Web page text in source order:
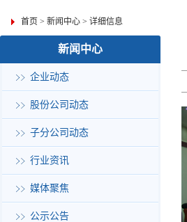
首页 > 新闻中心 > 详细信息
新闻中心
企业动态
股份公司动态
子分公司动态
行业资讯
媒体聚焦
公示公告